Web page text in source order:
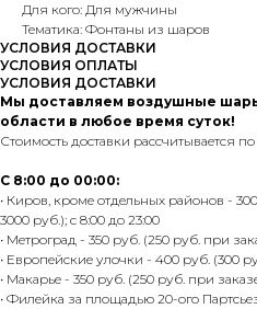
Для кого: Для мужчины
Тематика: Фонтаны из шаров
УСЛОВИЯ ДОСТАВКИ
УСЛОВИЯ ОПЛАТЫ
УСЛОВИЯ ДОСТАВКИ
Мы доставляем воздушные
области в любое время суток!
Стоимость доставки рассчитывается
С 8:00 до 00:00:
• Киров, кроме отдельных районов -
3000 руб.); с 8:00 до 23:00
• Метроград - 350 руб. (250 руб. при
• Европейские улочки - 400 руб. (300
• Макарье - 350 руб. (250 руб. при
• Филейка за площадью 20-ого